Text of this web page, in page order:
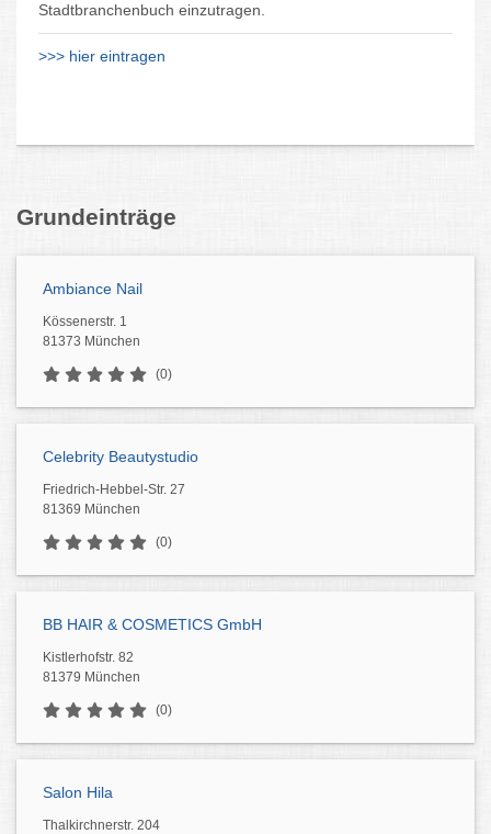
Stadtbranchenbuch einzutragen.
>>> hier eintragen
Grundeinträge
Ambiance Nail
Kössenerstr. 1
81373 München
(0)
Celebrity Beautystudio
Friedrich-Hebbel-Str. 27
81369 München
(0)
BB HAIR & COSMETICS GmbH
Kistlerhofstr. 82
81379 München
(0)
Salon Hila
Thalkirchnerstr. 204